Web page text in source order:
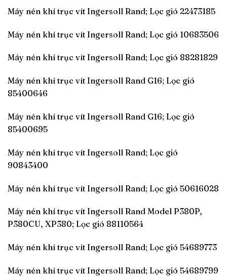
Máy nén khí trục vít Ingersoll Rand; Lọc gió 22473185
Máy nén khí trục vít Ingersoll Rand; Lọc gió 10683506
Máy nén khí trục vít Ingersoll Rand; Lọc gió 88281829
Máy nén khí trục vít Ingersoll Rand G16; Lọc gió
85400646
Máy nén khí trục vít Ingersoll Rand G16; Lọc gió
85400695
Máy nén khí trục vít Ingersoll Rand; Lọc gió
90843400
Máy nén khí trục vít Ingersoll Rand; Lọc gió 50616028
Máy nén khí trục vít Ingersoll Rand Model P380P,
P380CU, XP380; Lọc gió 88110564
Máy nén khí trục vít Ingersoll Rand; Lọc gió 54689773
Máy nén khí trục vít Ingersoll Rand; Lọc gió 54689799